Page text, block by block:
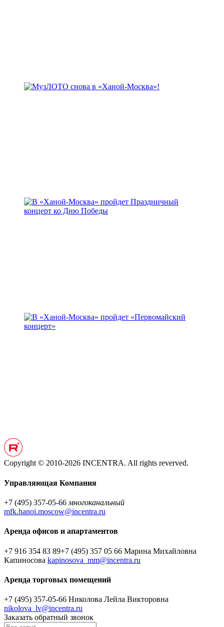
Copyright © 2010-2026 INCENTRA. All rights reverved.
Управляющая Компания
+7 (495) 357-05-66 многоканальный
mfk.hanoi.moscow@incentra.ru
Аренда офисов и апартаментов
+7 916 354 83 89+7 (495) 357 05 66 Марина Михайловна
Капиносова kapinosova_mm@incentra.ru
Аренда торговых помещений
+7 (495) 357-05-66 Николова Лейла Викторовна
nikolova_lv@incentra.ru
Заказать обратный звонок